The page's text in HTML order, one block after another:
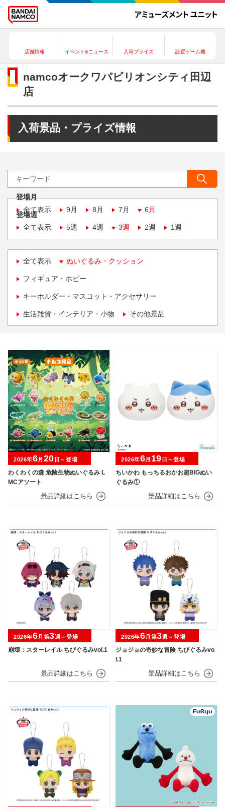
店舗情報 イベント&ニュース 入荷プライズ 設置ゲーム機
namcoオークワパビリオンシティ田辺
店
入荷景品・プライズ情報
登場月
全て表示
9月 8月 7月 6月
登場週
全て表示
5週 4週 3週 2週 1週
全て表示 ぬいぐるみ・クッション
フィギュア・ホビー
キーホルダー・マスコット・アクセサリー
生活雑貨・インテリア・小物 その他景品
わくわくの森 危険生物ぬいぐるみ L
MCアソート
2026年6月 20 日～登場
ちいかわ もっちるおかお超BIGぬい
ぐるみ①
2026年6月 19 日～登場
崩壊：スターレイル ちびぐるみvol.1
2026年6月第3週～登場
ジョジョの奇妙な冒険 ちびぐるみvo
l.1
2026年6月第3週～登場